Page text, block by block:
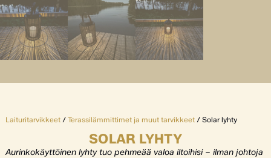
Laituritarvikkeet/ Terassilämmittimet ja muut tarvikkeet/ Solar lyhty
SOLAR LYHTY
Aurinkokäyttöinen lyhty tuo pehmeää valoa iltoihisi – ilman johtoja